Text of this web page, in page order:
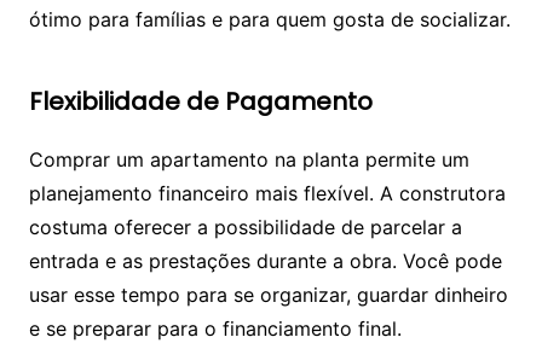
ótimo para famílias e para quem gosta de socializar.
Flexibilidade de Pagamento
Comprar um apartamento na planta permite um
planejamento financeiro mais flexível. A construtora
costuma oferecer a possibilidade de parcelar a
entrada e as prestações durante a obra. Você pode
usar esse tempo para se organizar, guardar dinheiro
e se preparar para o financiamento final.